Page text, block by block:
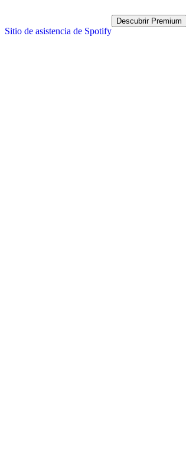
Sitio de asistencia de Spotify
Descubrir Premium